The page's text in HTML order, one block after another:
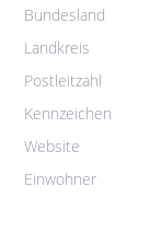
Bundesland
Landkreis
Postleitzahl
Kennzeichen
Website
Einwohner